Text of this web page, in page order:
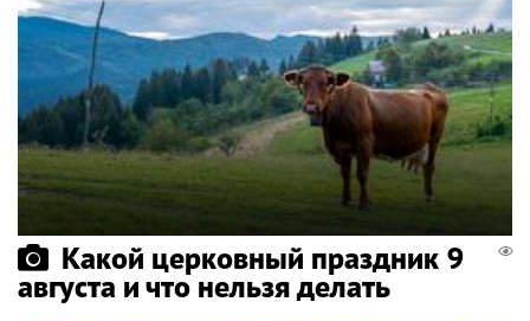
Какой церковный праздник 9
августа и что нельзя делать